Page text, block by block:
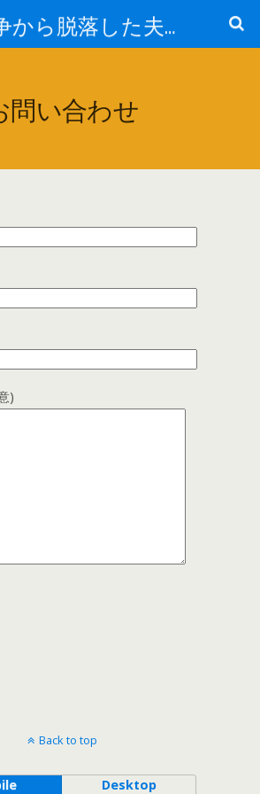
出世競争から脱落した夫と妻の日常
問い合わせ
)
Back to top
Desktop